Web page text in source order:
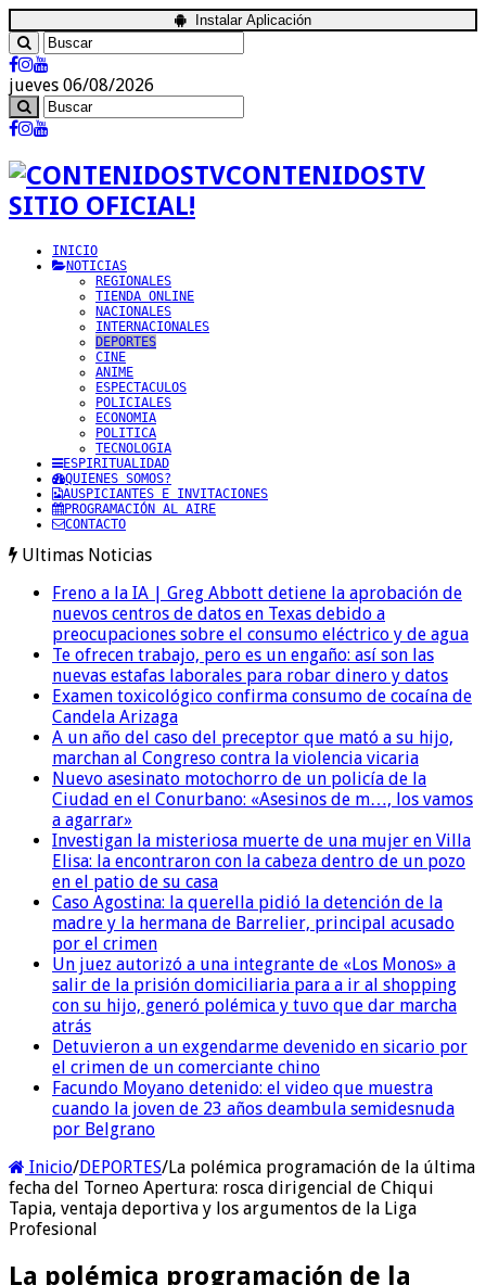
Instalar Aplicación
jueves 06/08/2026
CONTENIDOSTV
SITIO OFICIAL!
INICIO
NOTICIAS
REGIONALES
TIENDA ONLINE
NACIONALES
INTERNACIONALES
DEPORTES
CINE
ANIME
ESPECTACULOS
POLICIALES
ECONOMIA
POLITICA
TECNOLOGIA
ESPIRITUALIDAD
QUIENES SOMOS?
AUSPICIANTES E INVITACIONES
PROGRAMACIÓN AL AIRE
CONTACTO
Ultimas Noticias
Freno a la IA | Greg Abbott detiene la aprobación de
nuevos centros de datos en Texas debido a
preocupaciones sobre el consumo eléctrico y de agua
Te ofrecen trabajo, pero es un engaño: así son las
nuevas estafas laborales para robar dinero y datos
Examen toxicológico confirma consumo de cocaína de
Candela Arizaga
A un año del caso del preceptor que mató a su hijo,
marchan al Congreso contra la violencia vicaria
Nuevo asesinato motochorro de un policía de la
Ciudad en el Conurbano: «Asesinos de m…, los vamos
a agarrar»
Investigan la misteriosa muerte de una mujer en Villa
Elisa: la encontraron con la cabeza dentro de un pozo
en el patio de su casa
Caso Agostina: la querella pidió la detención de la
madre y la hermana de Barrelier, principal acusado
por el crimen
Un juez autorizó a una integrante de «Los Monos» a
salir de la prisión domiciliaria para a ir al shopping
con su hijo, generó polémica y tuvo que dar marcha
atrás
Detuvieron a un exgendarme devenido en sicario por
el crimen de un comerciante chino
Facundo Moyano detenido: el video que muestra
cuando la joven de 23 años deambula semidesnuda
por Belgrano
Inicio/DEPORTES/La polémica programación de la última
fecha del Torneo Apertura: rosca dirigencial de Chiqui
Tapia, ventaja deportiva y los argumentos de la Liga
Profesional
La polémica programación de la